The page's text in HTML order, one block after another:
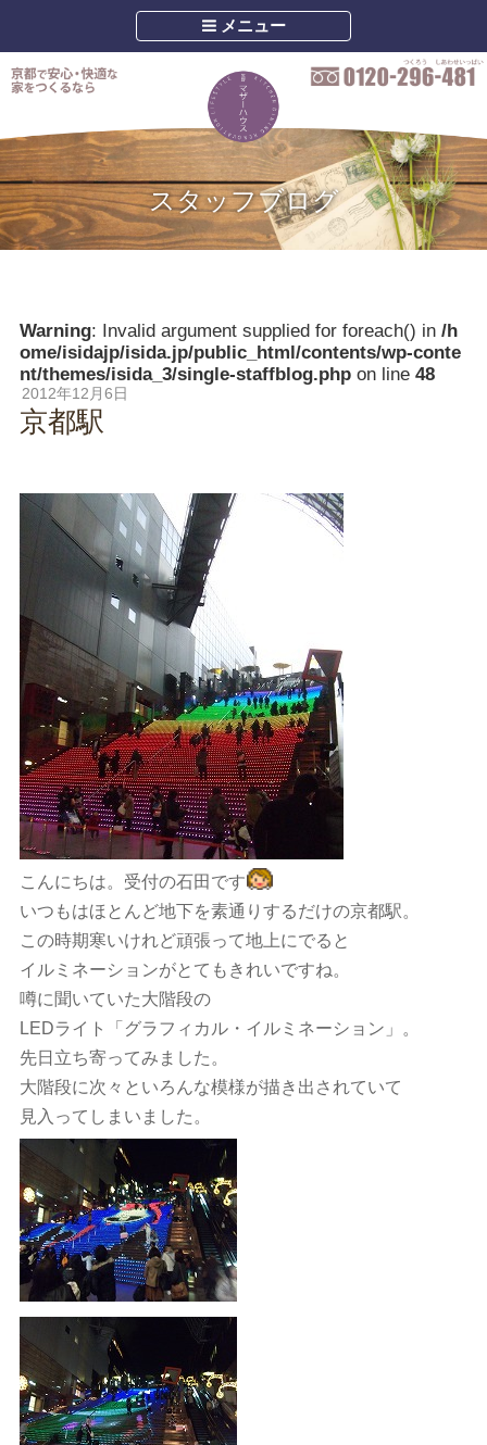
メニュー
スタッフブログ
Warning: Invalid argument supplied for foreach() in /h
ome/isidajp/isida.jp/public_html/contents/wp-conte
nt/themes/isida_3/single-staffblog.phpon line 48
2012年12月6日
京都駅
こんにちは。受付の石田です
いつもはほとんど地下を素通りするだけの京都駅。
この時期寒いけれど頑張って地上にでると
イルミネーションがとてもきれいですね。
噂に聞いていた大階段の
LEDライト「グラフィカル・イルミネーション」。
先日立ち寄ってみました。
大階段に次々といろんな模様が描き出されていて
見入ってしまいました。